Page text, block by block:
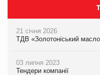
21 січня 2026
ТДВ «Золотоніський
03 липня 2023
Тендери компанії